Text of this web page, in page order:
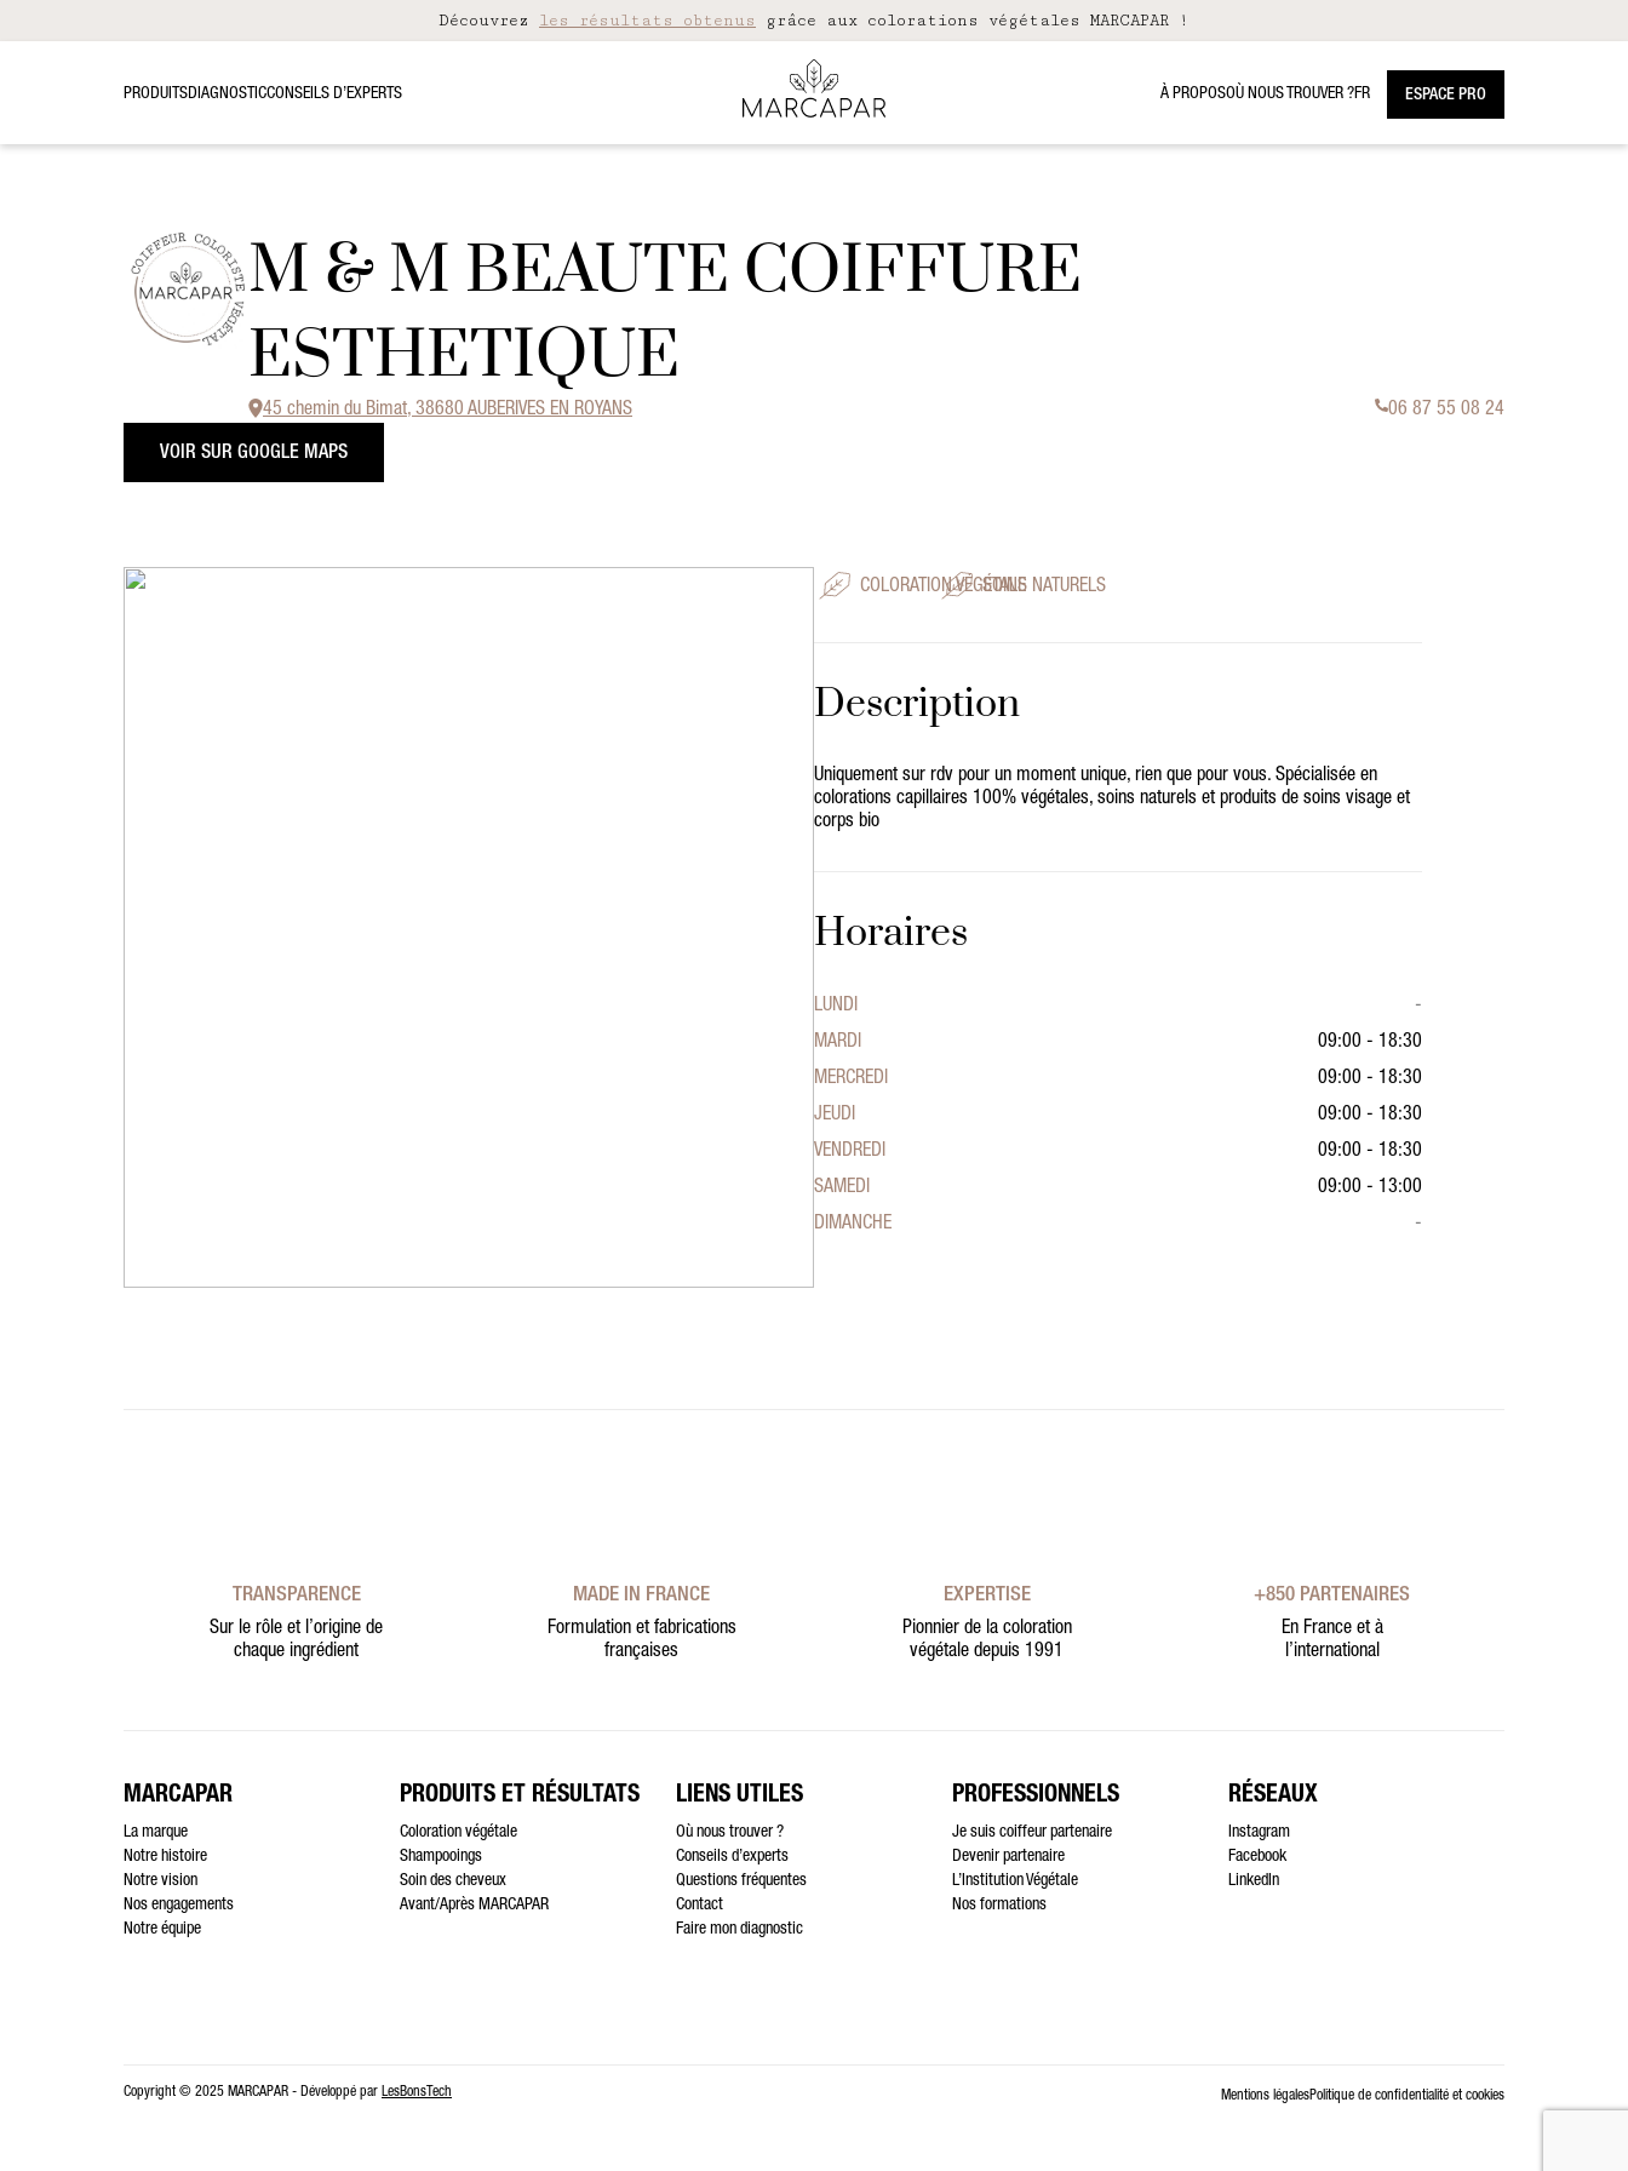
Découvrez les résultats obtenus grâce aux colorations végétales MARCAPAR !
PRODUITSDIAGNOSTICCONSEILS D’EXPERTS À PROPOSOÙ NOUS TROUVER ?FR ESPACE PRO
M & M BEAUTE COIFFURE
ESTHETIQUE
45 chemin du Bimat, 38680 AUBERIVES EN ROYANS 06 87 55 08 24
VOIR SUR GOOGLE MAPS
COLORATION VÉGÉTALESOINS NATURELS
Description
Uniquement sur rdv pour un moment unique, rien que pour vous. Spécialisée en
colorations capillaires 100% végétales, soins naturels et produits de soins visage et
corps bio
Horaires
LUNDI
-
MARDI
09:00 - 18:30
MERCREDI
09:00 - 18:30
JEUDI
09:00 - 18:30
VENDREDI
09:00 - 18:30
SAMEDI
09:00 - 13:00
DIMANCHE
-
TRANSPARENCE
Sur le rôle et l’origine de
chaque ingrédient
MADE IN FRANCE
Formulation et fabrications
françaises
EXPERTISE
Pionnier de la coloration
végétale depuis 1991
+850 PARTENAIRES
En France et à
l’international
MARCAPAR
La marque
Notre histoire
Notre vision
Nos engagements
Notre équipe
PRODUITS ET RÉSULTATS
Coloration végétale
Shampooings
Soin des cheveux
Avant/Après MARCAPAR
LIENS UTILES
Où nous trouver ?
Conseils d’experts
Questions fréquentes
Contact
Faire mon diagnostic
PROFESSIONNELS
Je suis coiffeur partenaire
Devenir partenaire
L’Institution Végétale
Nos formations
RÉSEAUX
Instagram
Facebook
LinkedIn
Copyright © 2025 MARCAPAR - Développé par LesBonsTech Mentions légalesPolitique de confidentialité et cookies